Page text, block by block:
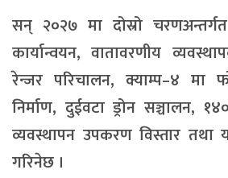
सन् २०२७ मा दोस्रो चरणअन्तर्गत
कार्यान्वयन, वातावरणीय
रेन्जर परिचालन, क्याम्प–४ मा
निर्माण, दुईवटा ड्रोन सञ्चालन,
व्यवस्थापन उपकरण विस्तार तथा
गरिनेछ ।